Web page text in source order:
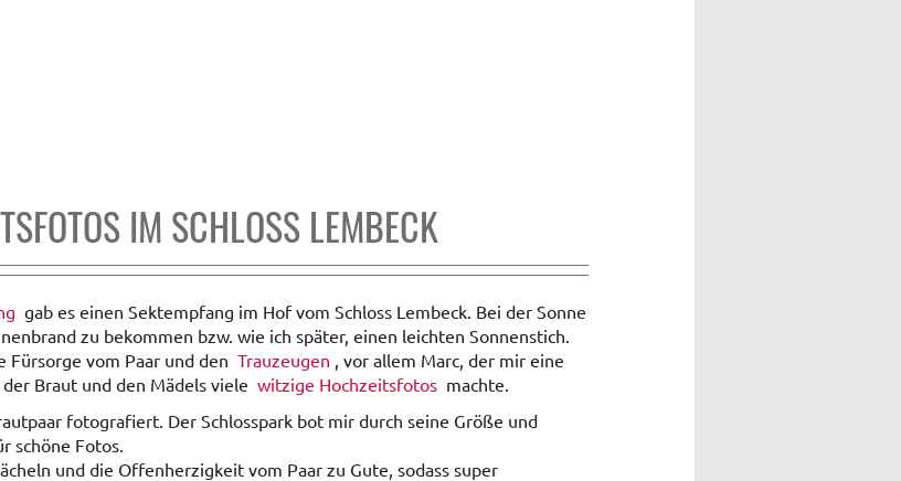
IM SCHLOSS LEMBECK
gab es einen Sektempfang im Hof vom Schloss Lembeck. Bei der Sonne
zu bekommen bzw. wie ich später, einen leichten Sonnenstich.
vom Paar und den Trauzeugen , vor allem Marc, der mir eine
Braut und den Mädels viele witzige Hochzeitsfotos machte.
fotografiert. Der Schlosspark bot mir durch seine Größe und
schöne Fotos.
und die Offenherzigkeit vom Paar zu Gute, sodass super